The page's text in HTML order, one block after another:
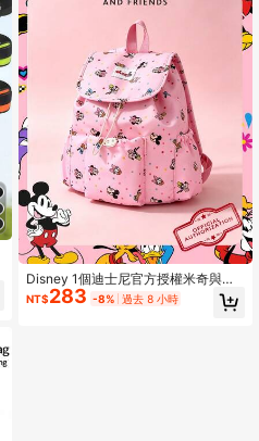
Disney 1個迪士尼官方授權米奇與好
友圖案抽繩翻蓋休閒背包，可愛卡通
尼龍背包，可調節肩帶，輕量上學
NT$283 -8% 過去 8 小時